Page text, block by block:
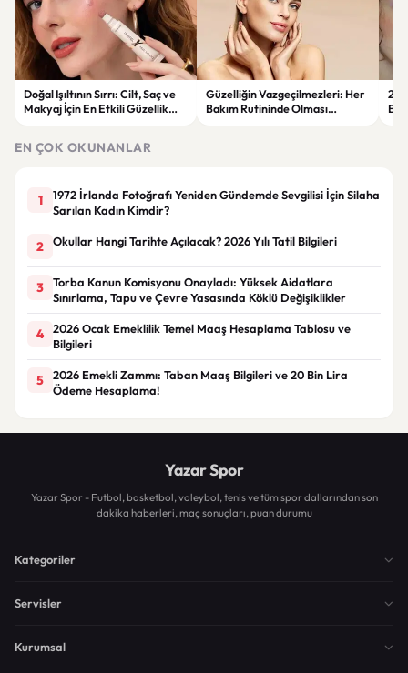
Doğal Işıltının Sırrı: Cilt, Saç ve
Makyaj İçin En Etkili Güzellik
Güzelliğin Vazgeçilmezleri: Her
Bakım Rutininde Olması
EN ÇOK OKUNANLAR
1
1972 İrlanda Fotoğrafı Yeniden Gündemde Sevgilisi İçin Silaha
Sarılan Kadın Kimdir?
2 Okullar Hangi Tarihte Açılacak? 2026 Yılı Tatil Bilgileri
3
Torba Kanun Komisyonu Onayladı: Yüksek Aidatlara
Sınırlama, Tapu ve Çevre Yasasında Köklü Değişiklikler
4
2026 Ocak Emeklilik Temel Maaş Hesaplama Tablosu ve
Bilgileri
5
2026 Emekli Zammı: Taban Maaş Bilgileri ve 20 Bin Lira
Ödeme Hesaplama!
Yazar Spor
Yazar Spor - Futbol, basketbol, voleybol, tenis ve tüm spor dallarından son
dakika haberleri, maç sonuçları, puan durumu
Kategoriler
Servisler
Kurumsal